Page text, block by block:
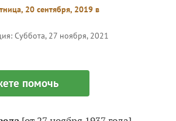
20 сентября, 2019 в
Суббота, 27 ноября, 2021
помочь